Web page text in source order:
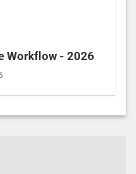
Workflow - 2026